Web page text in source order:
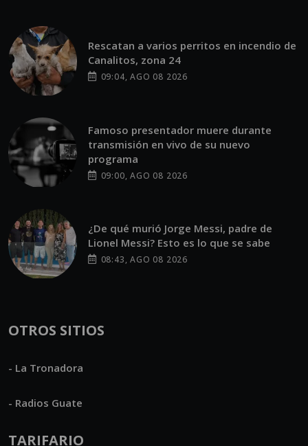
Rescatan a varios perritos en incendio de
Canalitos, zona 24
09:04, AGO 08 2026
Famoso presentador muere durante
transmisión en vivo de su nuevo
programa
09:00, AGO 08 2026
¿De qué murió Jorge Messi, padre de
Lionel Messi? Esto es lo que se sabe
08:43, AGO 08 2026
OTROS SITIOS
- La Tronadora
- Radios Guate
TARIFARIO